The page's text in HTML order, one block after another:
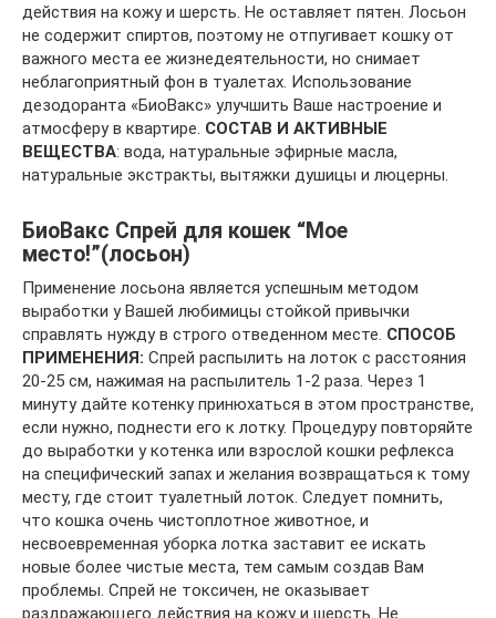
действия на кожу и шерсть. Не оставляет пятен. Лосьон
не содержит спиртов, поэтому не отпугивает кошку от
важного места ее жизнедеятельности, но снимает
неблагоприятный фон в туалетах. Использование
дезодоранта «БиоВакс» улучшить Ваше настроение и
атмосферу в квартире. СОСТАВ И АКТИВНЫЕ
ВЕЩЕСТВА: вода, натуральные эфирные масла,
натуральные экстракты, вытяжки душицы и люцерны.
БиоВакс Спрей для кошек “Мое
место!”(лосьон)
Применение лосьона является успешным методом
выработки у Вашей любимицы стойкой привычки
справлять нужду в строго отведенном месте. СПОСОБ
ПРИМЕНЕНИЯ: Спрей распылить на лоток с расстояния
20-25 см, нажимая на распылитель 1-2 раза. Через 1
минуту дайте котенку принюхаться в этом пространстве,
если нужно, поднести его к лотку. Процедуру повторяйте
до выработки у котенка или взрослой кошки рефлекса
на специфический запах и желания возвращаться к тому
месту, где стоит туалетный лоток. Следует помнить,
что кошка очень чистоплотное животное, и
несвоевременная уборка лотка заставит ее искать
новые более чистые места, тем самым создав Вам
проблемы. Спрей не токсичен, не оказывает
раздражающего действия на кожу и шерсть. Не